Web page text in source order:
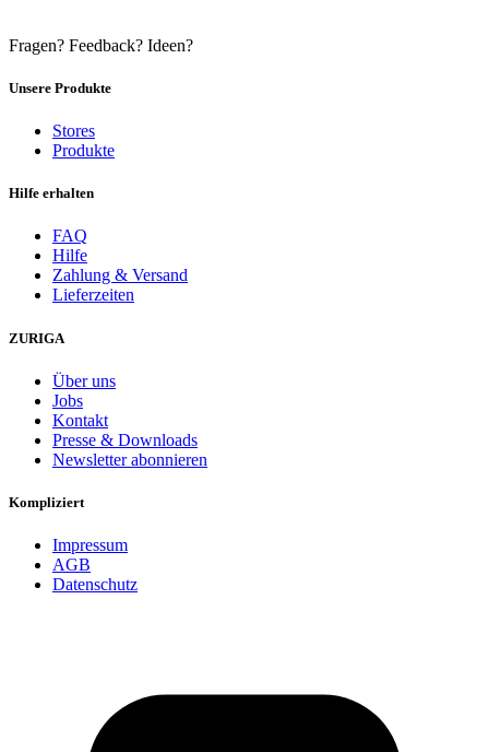
Fragen? Feedback? Ideen?
Unsere Produkte
Stores
Produkte
Hilfe erhalten
FAQ
Hilfe
Zahlung & Versand
Lieferzeiten
ZURIGA
Über uns
Jobs
Kontakt
Presse & Downloads
Newsletter abonnieren
Kompliziert
Impressum
AGB
Datenschutz